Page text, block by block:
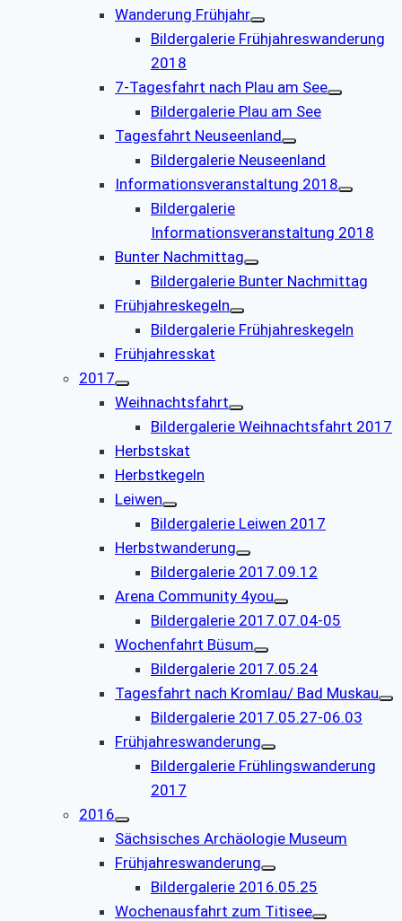
Wanderung Frühjahr
Bildergalerie Frühjahreswanderung
2018
7-Tagesfahrt nach Plau am See
Bildergalerie Plau am See
Tagesfahrt Neuseenland
Bildergalerie Neuseenland
Informationsveranstaltung 2018
Bildergalerie
Informationsveranstaltung 2018
Bunter Nachmittag
Bildergalerie Bunter Nachmittag
Frühjahreskegeln
Bildergalerie Frühjahreskegeln
Frühjahresskat
2017
Weihnachtsfahrt
Bildergalerie Weihnachtsfahrt 2017
Herbstskat
Herbstkegeln
Leiwen
Bildergalerie Leiwen 2017
Herbstwanderung
Bildergalerie 2017.09.12
Arena Community 4you
Bildergalerie 2017.07.04-05
Wochenfahrt Büsum
Bildergalerie 2017.05.24
Tagesfahrt nach Kromlau/ Bad Muskau
Bildergalerie 2017.05.27-06.03
Frühjahreswanderung
Bildergalerie Frühlingswanderung
2017
2016
Sächsisches Archäologie Museum
Frühjahreswanderung
Bildergalerie 2016.05.25
Wochenausfahrt zum Titisee